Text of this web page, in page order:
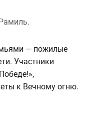
— пожилые
Участники
к Вечному огню.